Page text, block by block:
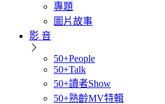
專題
圖片故事
影 音
50+People
50+Talk
50+讀者Show
50+熟齡MV特輯